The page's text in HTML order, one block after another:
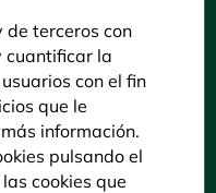
de terceros con
cuantificar la
con el fin
que le
información.
pulsando el
cookies que